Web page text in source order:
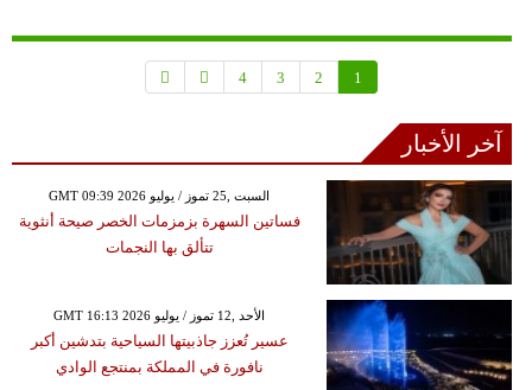
1
2
3
4
آخر الأخبار
GMT 09:39 2026 السبت ,25 تموز / يوليو
فساتين السهرة بزمزمات الخصر صيحة أنثوية
تتألق بها النجمات
GMT 16:13 2026 الأحد ,12 تموز / يوليو
عسير تُعزز جاذبيتها السياحية بتدشين أكبر
نافورة في المملكة بمنتجع الوادي